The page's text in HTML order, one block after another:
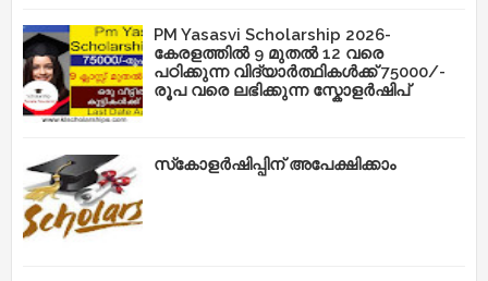
PM Yasasvi Scholarship 2026-
കേരളത്തിൽ 9 മുതൽ 12 വരെ
പഠിക്കുന്ന വിദ്യാർത്ഥികൾക്ക് 75000/-
രൂപ വരെ ലഭിക്കുന്ന സ്കോളർഷിപ്
സ്‌കോളർഷിപ്പിന് അപേക്ഷിക്കാം